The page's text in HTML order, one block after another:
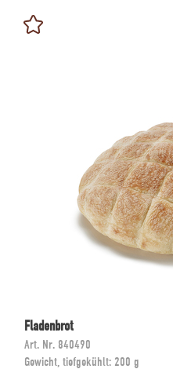
Fladenbrot
Art. Nr. 840490
Gewicht, tiefgekühlt: 200 g